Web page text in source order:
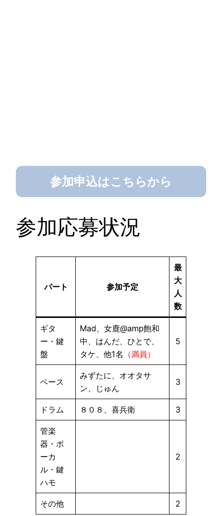
参加申込はこちらから
参加応募状況
パート 参加予定
最
大
人
数
ギタ
ー・鍵
盤
Mad、女鹿@amp飽和
中、はんだ、ひとで、
タケ、他1名 （満員）
5
ベース
みずたに、オオタサ
ン、じゅん
3
ドラム ８０８、喜兵衛 3
管楽
器・ボ
ーカ
ル・鍵
ハモ
2
その他
2